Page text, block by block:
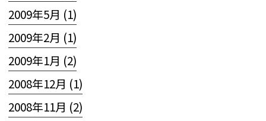
2009年5月 (1)
2009年2月 (1)
2009年1月 (2)
2008年12月 (1)
2008年11月 (2)